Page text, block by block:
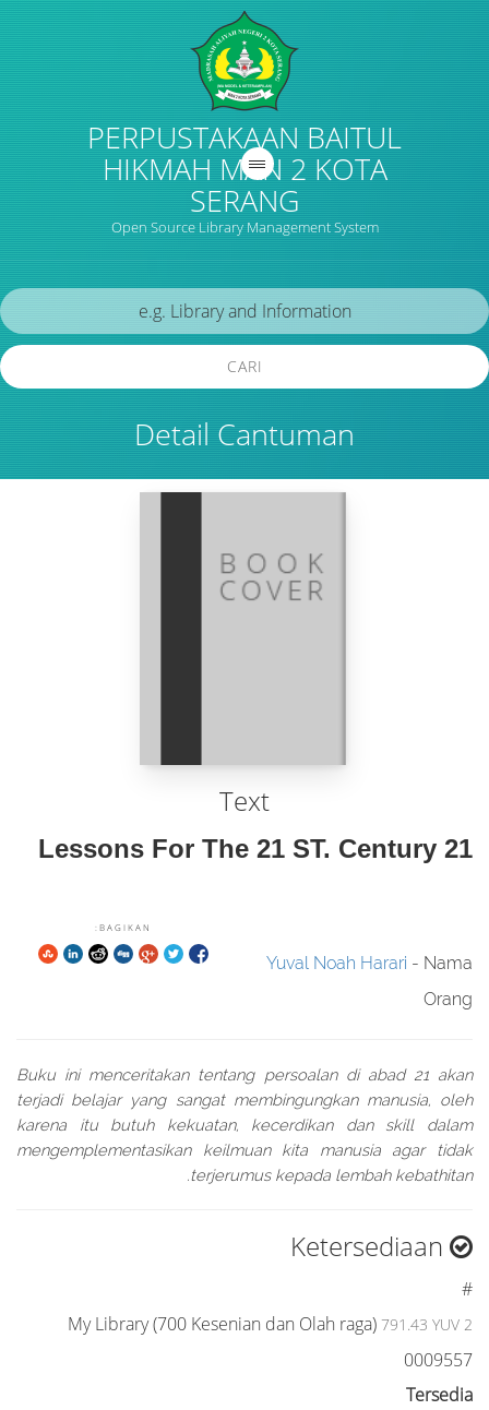
PERPUSTAKAAN BAITUL
HIKMAH MAN 2 KOTA
SERANG
Open Source Library Management System
Detail Cantuman
CARI
Text
21 Lessons For The 21 ST. Century
BAGIKAN:
Yuval Noah Harari - Nama
Orang
Buku ini menceritakan tentang persoalan di abad 21 akan
terjadi belajar yang sangat membingungkan manusia, oleh
karena itu butuh kekuatan, kecerdikan dan skill dalam
mengemplementasikan keilmuan kita manusia agar tidak
terjerumus kepada lembah kebathitan.
#
My Library (700 Kesenian dan Olah raga) 791.43 YUV 2
0009557
Tersedia